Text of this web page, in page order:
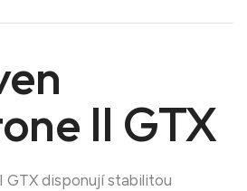
II GTX
GTX disponují stabilitou